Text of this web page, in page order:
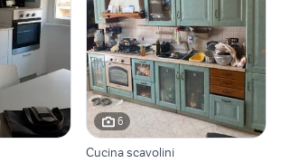
6
Cucina scavolini